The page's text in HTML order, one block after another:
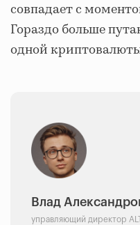
совпадает с
Гораздо больше
одной
Влад
управляющий директор